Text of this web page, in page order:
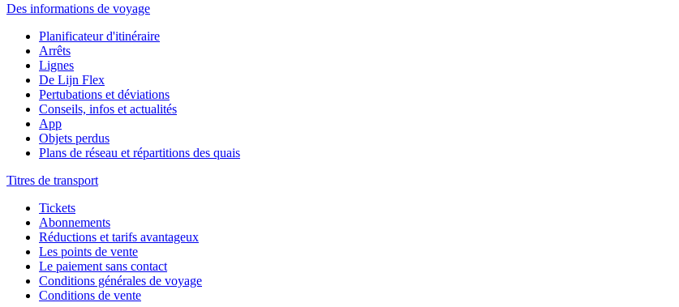
Des informations de voyage
Planificateur d'itinéraire
Arrêts
Lignes
De Lijn Flex
Pertubations et déviations
Conseils, infos et actualités
App
Objets perdus
Plans de réseau et répartitions des quais
Titres de transport
Tickets
Abonnements
Réductions et tarifs avantageux
Les points de vente
Le paiement sans contact
Conditions générales de voyage
Conditions de vente